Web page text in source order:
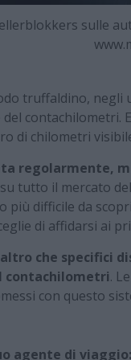
sulle
truffaldino,
contachilometri.
di chilometri
regolarmente,
tutto il mercato
difficile da
di affidarsi ai
che specifici
contachilometri.
con questo
agente di